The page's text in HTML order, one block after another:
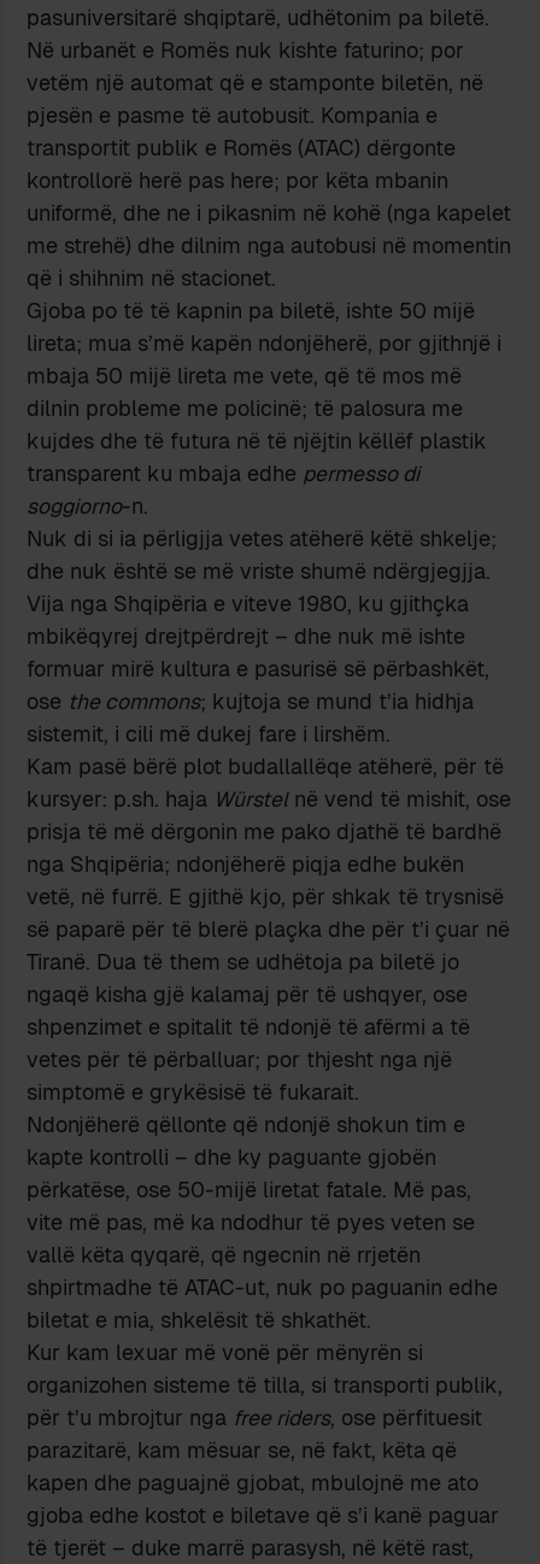
pasuniversitarë shqiptarë, udhëtonim pa biletë.
Në urbanët e Romës nuk kishte faturino; por
vetëm një automat që e stamponte biletën, në
pjesën e pasme të autobusit. Kompania e
transportit publik e Romës (ATAC) dërgonte
kontrollorë herë pas here; por këta mbanin
uniformë, dhe ne i pikasnim në kohë (nga kapelet
me strehë) dhe dilnim nga autobusi në momentin
që i shihnim në stacionet.
Gjoba po të të kapnin pa biletë, ishte 50 mijë
lireta; mua s’më kapën ndonjëherë, por gjithnjë i
mbaja 50 mijë lireta me vete, që të mos më
dilnin probleme me policinë; të palosura me
kujdes dhe të futura në të njëjtin këllëf plastik
transparent ku mbaja edhe permesso di
soggiorno-n.
Nuk di si ia përligjja vetes atëherë këtë shkelje;
dhe nuk është se më vriste shumë ndërgjegjja.
Vija nga Shqipëria e viteve 1980, ku gjithçka
mbikëqyrej drejtpërdrejt – dhe nuk më ishte
formuar mirë kultura e pasurisë së përbashkët,
ose the commons; kujtoja se mund t’ia hidhja
sistemit, i cili më dukej fare i lirshëm.
Kam pasë bërë plot budallallëqe atëherë, për të
kursyer: p.sh. haja Würstelnë vend të mishit, ose
prisja të më dërgonin me pako djathë të bardhë
nga Shqipëria; ndonjëherë piqja edhe bukën
vetë, në furrë. E gjithë kjo, për shkak të trysnisë
së paparë për të blerë plaçka dhe për t’i çuar në
Tiranë. Dua të them se udhëtoja pa biletë jo
ngaqë kisha gjë kalamaj për të ushqyer, ose
shpenzimet e spitalit të ndonjë të afërmi a të
vetes për të përballuar; por thjesht nga një
simptomë e grykësisë të fukarait.
Ndonjëherë qëllonte që ndonjë shokun tim e
kapte kontrolli – dhe ky paguante gjobën
përkatëse, ose 50-mijë liretat fatale. Më pas,
vite më pas, më ka ndodhur të pyes veten se
vallë këta qyqarë, që ngecnin në rrjetën
shpirtmadhe të ATAC-ut, nuk po paguanin edhe
biletat e mia, shkelësit të shkathët.
Kur kam lexuar më vonë për mënyrën si
organizohen sisteme të tilla, si transporti publik,
për t’u mbrojtur nga free riders, ose përfituesit
parazitarë, kam mësuar se, në fakt, këta që
kapen dhe paguajnë gjobat, mbulojnë me ato
gjoba edhe kostot e biletave që s’i kanë paguar
të tjerët – duke marrë parasysh, në këtë rast,